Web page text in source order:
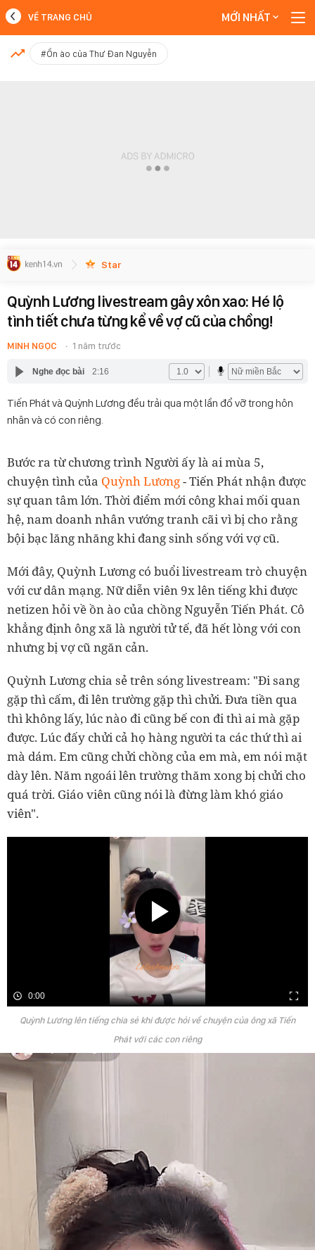
MỚI NHẤT
VỀ TRANG CHỦ MỚI NHẤT
#Ồn ào của Thư Đan Nguyễn
Star
Quỳnh Lương livestream gây xôn xao: Hé lộ
tình tiết chưa từng kể về vợ cũ của chồng!
MINH NGỌC 1 năm trước
Nghe đọc bài 2:16
Tiến Phát và Quỳnh Lương đều trải qua một lần đổ vỡ trong hôn
nhân và có con riêng.
Bước ra từ chương trình Người ấy là ai mùa 5,
chuyện tình của Quỳnh Lương- Tiến Phát nhận được
sự quan tâm lớn. Thời điểm mới công khai mối quan
hệ, nam doanh nhân vướng tranh cãi vì bị cho rằng
bội bạc lăng nhăng khi đang sinh sống với vợ cũ.
Mới đây, Quỳnh Lương có buổi livestream trò chuyện
với cư dân mạng. Nữ diễn viên 9x lên tiếng khi được
netizen hỏi về ồn ào của chồng Nguyễn Tiến Phát. Cô
khẳng định ông xã là người tử tế, đã hết lòng với con
nhưng bị vợ cũ ngăn cản.
Quỳnh Lương chia sẻ trên sóng livestream: "Đi sang
gặp thì cấm, đi lên trường gặp thì chửi. Đưa tiền qua
thì không lấy, lúc nào đi cũng bế con đi thì ai mà gặp
được. Lúc đấy chửi cả họ hàng người ta các thứ thì ai
mà dám. Em cũng chửi chồng của em mà, em nói mặt
dày lên. Năm ngoái lên trường thăm xong bị chửi cho
quá trời. Giáo viên cũng nói là đừng làm khó giáo
viên".
0:00
Quỳnh Lương lên tiếng chia sẻ khi được hỏi về chuyện của ông xã Tiến
Phát với các con riêng